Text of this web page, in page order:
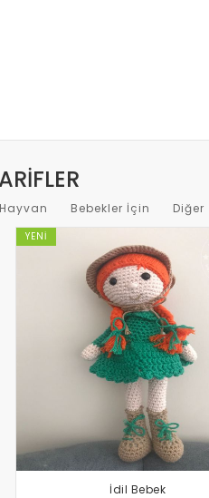
Bebekler İçin Diğer
YENI
İdil Bebek